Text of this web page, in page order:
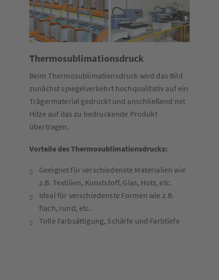
Thermosublimationsdruck
Beim Thermosublimationsdruck wird das Bild
zunächst spiegelverkehrt hochqualitativ auf ein
Trägermaterial gedruckt und anschließend mit
Hitze auf das zu bedruckende Produkt
übertragen.
Vorteile des Thermosublimationsdrucks:
Geeignet für verschiedenste Materialien wie
z.B. Textilien, Kunststoff, Glas, Holz, etc.
Ideal für verschiedenste Formen wie z.B.
flach, rund, etc.
Tolle Farbsättigung, Schärfe und Farbtiefe